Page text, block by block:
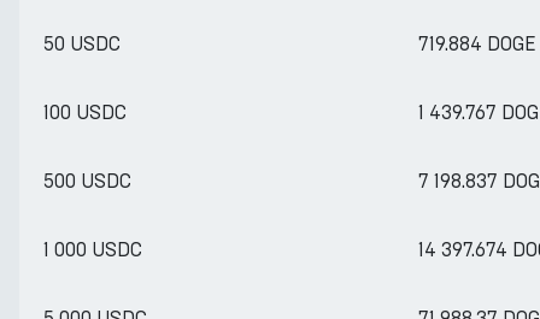
50 USDC 719.884 DOGE
100 USDC 1 439.767
500 USDC 7 198.837
1 000 USDC 14 397.674